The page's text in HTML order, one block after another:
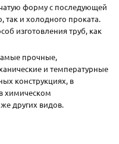
форму с последующей
так и холодного проката.
изготовления труб, как
прочные,
и температурные
конструкциях, в
химическом
других видов.